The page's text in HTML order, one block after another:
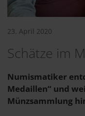
23. April 2020
Schätze im
Numismatiker
Medaillen“ und
Münzsammlung